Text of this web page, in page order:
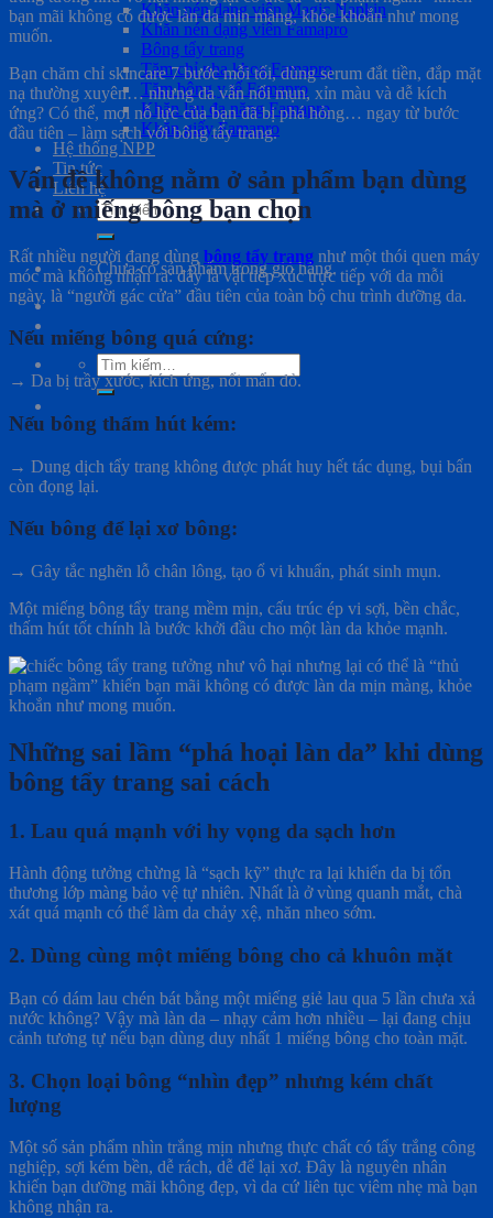
Khăn nén dạng viên Magic Napkin
Khăn nén dạng viên Famapro
Bông tẩy trang
Tăm chỉ nha khoa Famapro
Tăm bông y tế Famapro
Khăn lau đa năng Famapro
Khăn giấy Famapro
Hệ thống NPP
Tin tức
Liên hệ
Tìm
kiếm:
Chưa có sản phẩm trong giỏ hàng.
Tìm
kiếm:
bạn mãi không có được làn da mịn màng, khỏe khoắn như mong
muốn.
Bạn chăm chỉ skincare 7 bước mỗi tối, dùng serum đắt tiền, đắp mặt
nạ thường xuyên… nhưng da vẫn nổi mụn, xỉn màu và dễ kích
ứng? Có thể, mọi nỗ lực của bạn đã bị phá hỏng… ngay từ bước
đầu tiên – làm sạch với bông tẩy trang.
Vấn đề không nằm ở sản phẩm bạn dùng
mà ở miếng bông bạn chọn
Rất nhiều người đang dùng bông tẩy trang như một thói quen máy
móc mà không nhận ra: đây là vật tiếp xúc trực tiếp với da mỗi
ngày, là “người gác cửa” đầu tiên của toàn bộ chu trình dưỡng da.
Nếu miếng bông quá cứng:
→ Da bị trầy xước, kích ứng, nổi mẩn đỏ.
Nếu bông thấm hút kém:
→ Dung dịch tẩy trang không được phát huy hết tác dụng, bụi bẩn
còn đọng lại.
Nếu bông để lại xơ bông:
→ Gây tắc nghẽn lỗ chân lông, tạo ổ vi khuẩn, phát sinh mụn.
Một miếng bông tẩy trang mềm mịn, cấu trúc ép vi sợi, bền chắc,
thấm hút tốt chính là bước khởi đầu cho một làn da khỏe mạnh.
Những sai lầm “phá hoại làn da” khi dùng
bông tẩy trang sai cách
1. Lau quá mạnh với hy vọng da sạch hơn
Hành động tưởng chừng là “sạch kỹ” thực ra lại khiến da bị tổn
thương lớp màng bảo vệ tự nhiên. Nhất là ở vùng quanh mắt, chà
xát quá mạnh có thể làm da chảy xệ, nhăn nheo sớm.
2. Dùng cùng một miếng bông cho cả khuôn mặt
Bạn có dám lau chén bát bằng một miếng giẻ lau qua 5 lần chưa xả
nước không? Vậy mà làn da – nhạy cảm hơn nhiều – lại đang chịu
cảnh tương tự nếu bạn dùng duy nhất 1 miếng bông cho toàn mặt.
3. Chọn loại bông “nhìn đẹp” nhưng kém chất
lượng
Một số sản phẩm nhìn trắng mịn nhưng thực chất có tẩy trắng công
nghiệp, sợi kém bền, dễ rách, dễ để lại xơ. Đây là nguyên nhân
khiến bạn dưỡng mãi không đẹp, vì da cứ liên tục viêm nhẹ mà bạn
không nhận ra.